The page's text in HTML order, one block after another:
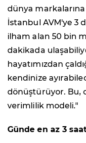
dünya
İstanbul AVM'ye 3
ilham alan 50 bin
dakikada
hayatımızdan
kendinize
dönüştürüyor. Bu,
verimlilik modeli."
Günde en az 3